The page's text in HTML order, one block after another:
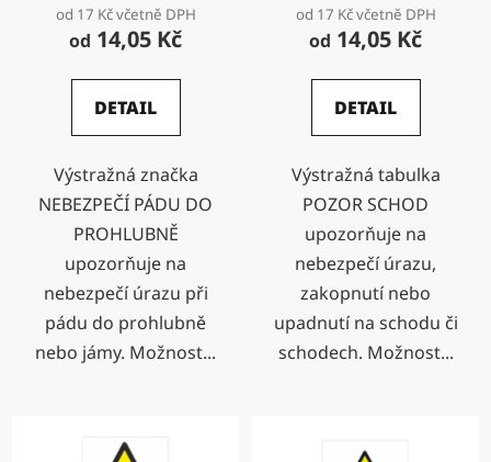
od 17 Kč včetně DPH
od 14,05 Kč
DETAIL
Výstražná značka
NEBEZPEČÍ PÁDU DO
PROHLUBNĚ
upozorňuje na
nebezpečí úrazu při
pádu do prohlubně
nebo jámy. Možnost...
od 17 Kč včetně DPH
od 14,05 Kč
DETAIL
Výstražná tabulka
POZOR SCHOD
upozorňuje na
nebezpečí úrazu,
zakopnutí nebo
upadnutí na schodu či
schodech. Možnost...